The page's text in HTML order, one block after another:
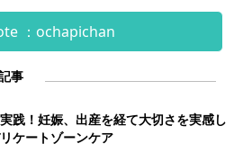
：ochapichan
事
践！妊娠、出産を経て大切さを実感し
ケートゾーンケア